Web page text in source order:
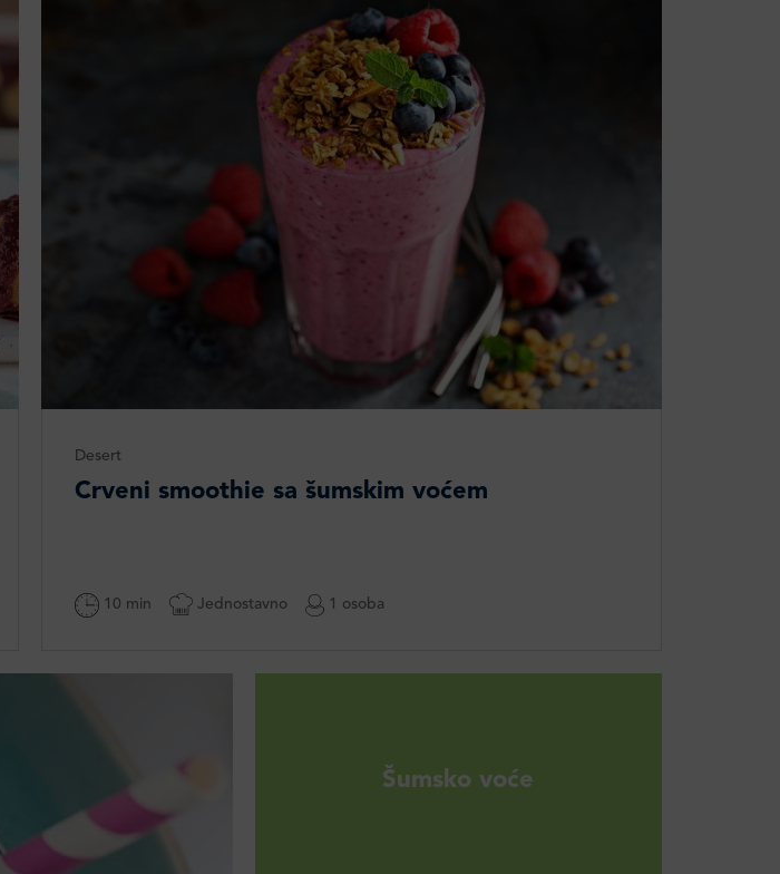
Desert
Crveni smoothie sa šumskim voćem
10 min Jednostavno 1 osoba
Šumsko voće